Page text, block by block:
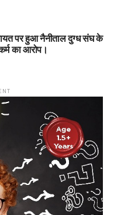
पर हुआ नैनीताल दुग्ध संघ के
का आरोप।